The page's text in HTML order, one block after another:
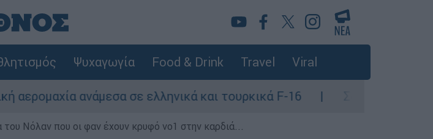
Ψυχαγωγία Food & Drink Travel Viral
ανάμεσα σε ελληνικά και τουρκικά F-16 Σοκαριστική
Νόλαν που οι φαν έχουν κρυφό νο1 στην καρδιά...